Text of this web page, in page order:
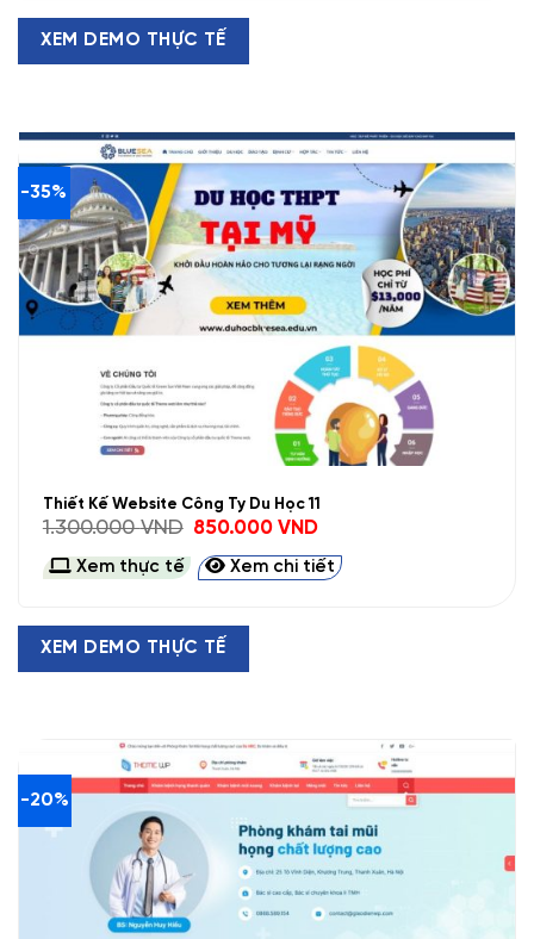
XEM DEMO THỰC TẾ
-35%
Thiết Kế Website Công Ty Du Học 11
1.300.000VND
Giá
là:
1.300.000 VND.
850.000VNDGiá
tại
là:
Xem thực tế Xem chi tiết
XEM DEMO THỰC TẾ
-20%